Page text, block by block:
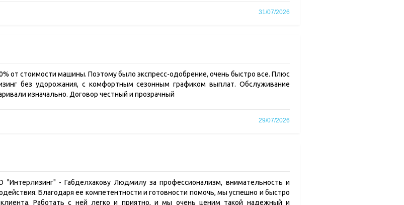
31/07/2026
от стоимости машины. Поэтому было экспресс-одобрение, очень быстро все. Плюс
без удорожания, с комфортным сезонным графиком выплат. Обслуживание
изначально. Договор честный и прозрачный
29/07/2026
"Интерлизинг" - Габделхакову Людмилу за профессионализм, внимательность и
Благодаря ее компетентности и готовности помочь, мы успешно и быстро
Работать с ней легко и приятно, и мы очень ценим такой надежный и